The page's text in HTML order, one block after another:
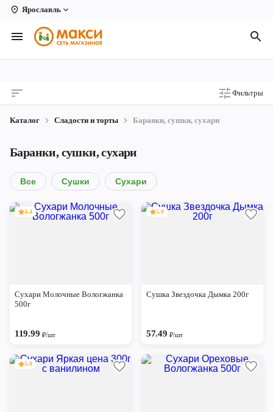
Ярославль
Вологда
Архангельск
Киров
Коряжма
Котлас
Новодвинск
Ярославль
Фильтры
Каталог Сладости и торты Баранки, сушки, сухари
Баранки, сушки, сухари
Все Сушки Сухари
4.4
Сухари Молочные Вологжанка
500г
119.99 ₽/шт
5.0
Сушка Звездочка Дымка 200г
57.49₽/шт
5.0